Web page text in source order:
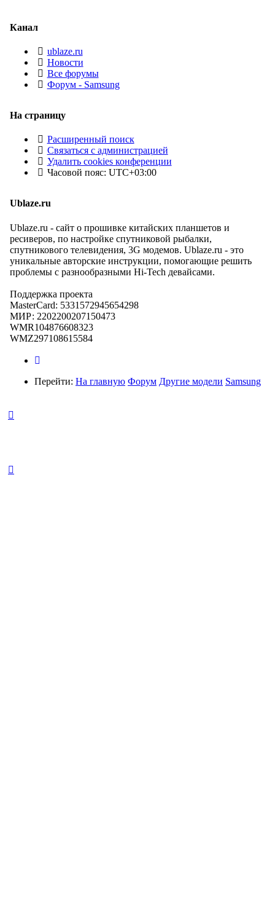
Канал
ublaze.ru
Новости
Все форумы
Форум - Samsung
На страницу
Расширенный поиск
Связаться с администрацией
Удалить cookies конференции
Часовой пояс: UTC+03:00
Ublaze.ru
Ublaze.ru - сайт о прошивке китайских планшетов и
ресиверов, по настройке спутниковой рыбалки,
спутникового телевидения, 3G модемов. Ublaze.ru - это
уникальные авторские инструкции, помогающие решить
проблемы с разнообразными Hi-Tech девайсами.
Поддержка проекта
MasterCard: 5331572945654298
МИР: 2202200207150473
WMR104876608323
WMZ297108615584
Перейти: На главную Форум Другие модели Samsung